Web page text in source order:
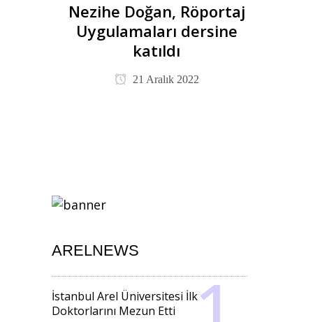
Nezihe Doğan, Röportaj
Uygulamaları dersine
katıldı
21 Aralık 2022
ARELNEWS
İstanbul Arel Üniversitesi İlk
Doktorlarını Mezun Etti